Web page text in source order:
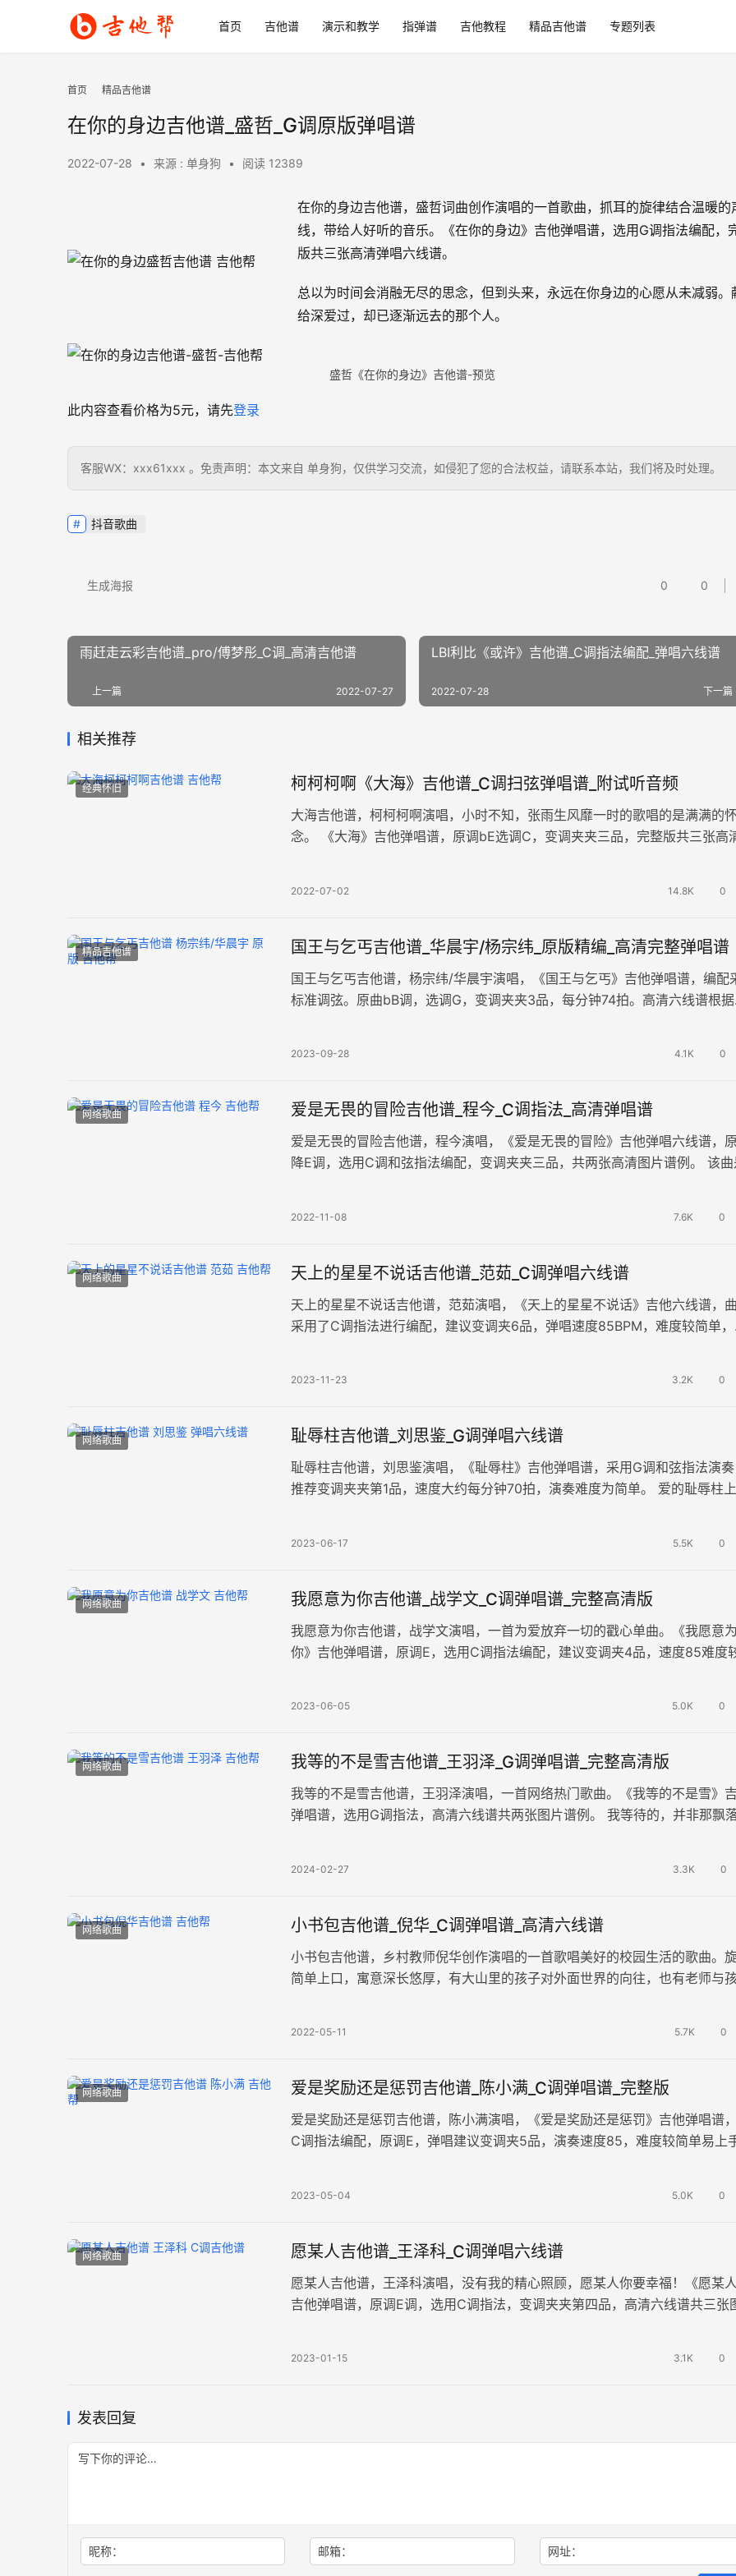
首页 吉他谱 演示和教学 指弹谱 吉他教程 精品吉他谱 专题列表
首页 精品吉他谱
在你的身边吉他谱_盛哲_G调原版弹唱谱
2022-07-28 • 来源 : 单身狗 • 阅读 12389
在你的身边吉他谱，盛哲词曲创作演唱的一首歌曲，抓耳的旋律结合温暖的
线，带给人好听的音乐。《在你的身边》吉他弹唱谱，选用G调指法编配，
版共三张高清弹唱六线谱。
总以为时间会消融无尽的思念，但到头来，永远在你身边的心愿从未减弱。
给深爱过，却已逐渐远去的那个人。
盛哲《在你的身边》吉他谱-预览
此内容查看价格为5元，请先登录
客服WX：xxx61xxx 。免责声明：本文来自 单身狗，仅供学习交流，如侵犯了您的合法权益，请联系本站，我们将及时处理。
抖音歌曲
0 0
生成海报
雨赶走云彩吉他谱_pro/傅梦彤_C调_高清吉他谱
上一篇 2022-07-27
LBI利比《或许》吉他谱_C调指法编配_弹唱六线谱
下一篇
2022-07-28
相关推荐
经典怀旧 柯柯柯啊《大海》吉他谱_C调扫弦弹唱谱_附试听音频
大海吉他谱，柯柯柯啊演唱，小时不知，张雨生风靡一时的歌唱的是满满的怀
念。 ​《大海》吉他弹唱谱，原调bE选调C，变调夹夹三品，完整版共三张高
2022-07-02 14.8K 0
精品吉他谱 国王与乞丐吉他谱_华晨宇/杨宗纬_原版精编_高清完整弹唱谱
国王与乞丐吉他谱，杨宗纬/华晨宇演唱，《国王与乞丐》吉他弹唱谱，编配
标准调弦。原曲bB调，选调G，变调夹夹3品，每分钟74拍。高清六线谱根据
2023-09-28 4.1K 0
网络歌曲 爱是无畏的冒险吉他谱_程今_C调指法_高清弹唱谱
爱是无畏的冒险吉他谱，程今演唱，《爱是无畏的冒险》吉他弹唱六线谱，
降E调，选用C调和弦指法编配，变调夹夹三品，共两张高清图片谱例。 该曲
2022-11-08 7.6K 0
网络歌曲 天上的星星不说话吉他谱_范茹_C调弹唱六线谱
天上的星星不说话吉他谱，范茹演唱，《天上的星星不说话》吉他六线谱，
采用了C调指法进行编配，建议变调夹6品，弹唱速度85BPM，难度较简单，
2023-11-23 3.2K 0
网络歌曲 耻辱柱吉他谱_刘思鉴_G调弹唱六线谱
耻辱柱吉他谱，刘思鉴演唱，《耻辱柱》吉他弹唱谱，采用G调和弦指法演奏
推荐变调夹夹第1品，速度大约每分钟70拍，演奏难度为简单。 爱的耻辱柱
2023-06-17 5.5K 0
网络歌曲 我愿意为你吉他谱_战学文_C调弹唱谱_完整高清版
我愿意为你吉他谱，战学文演唱，一首为爱放弃一切的戳心单曲。《我愿意为
你》吉他弹唱谱，原调E，选用C调指法编配，建议变调夹4品，速度85难度
2023-06-05 5.0K 0
网络歌曲 我等的不是雪吉他谱_王羽泽_G调弹唱谱_完整高清版
我等的不是雪吉他谱，王羽泽演唱，一首网络热门歌曲。《我等的不是雪》
弹唱谱，选用G调指法，高清六线谱共两张图片谱例。 我等待的，并非那飘
2024-02-27 3.3K 0
网络歌曲 小书包吉他谱_倪华_C调弹唱谱_高清六线谱
小书包吉他谱，乡村教师倪华创作演唱的一首歌唱美好的校园生活的歌曲。
简单上口，寓意深长悠厚，有大山里的孩子对外面世界的向往，也有老师与
2022-05-11 5.7K 0
网络歌曲 爱是奖励还是惩罚吉他谱_陈小满_C调弹唱谱_完整版
爱是奖励还是惩罚吉他谱，陈小满演唱，《爱是奖励还是惩罚》吉他弹唱谱
C调指法编配，原调E，弹唱建议变调夹5品，演奏速度85，难度较简单易上
2023-05-04 5.0K 0
网络歌曲 愿某人吉他谱_王泽科_C调弹唱六线谱
愿某人吉他谱，王泽科演唱，没有我的精心照顾，愿某人你要幸福！《愿某人
吉他弹唱谱，原调E调，选用C调指法，变调夹夹第四品，高清六线谱共三张
2023-01-15 3.1K 0
发表回复
昵称： 邮箱： 网址：